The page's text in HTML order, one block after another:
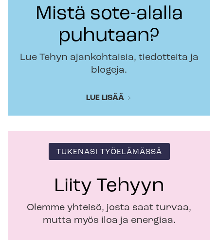
Mistä sote-alalla
puhutaan?
Lue Tehyn ajankohtaisia, tiedotteita ja
blogeja.
LUE LISÄÄ
TUKENASI TYÖELÄMÄSSÄ
Liity Tehyyn
Olemme yhteisö, josta saat turvaa,
mutta myös iloa ja energiaa.